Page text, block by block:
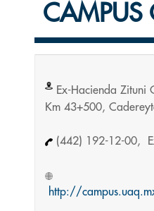
CAMPUS
Ex-Hacienda Zituni
Km 43+500,
(442) 192-12-00,
http://